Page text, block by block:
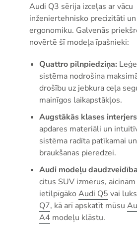
Audi Q3 sērija izceļas ar vācu
inženiertehnisko precizitāti
ergonomiku. Galvenās
novērtē šī modeļa īpašnieki:
Quattro pilnpiedziņa:
sistēma nodrošina
drošību uz jebkura ceļa
mainīgos laikapstākļos.
Augstākās klases
apdares materiāli un
sistēma radīta patīkamai
braukšanas pieredzei.
Audi modeļu
citus SUV izmērus,
ietilpīgāko Audi Q5 vai
Q7, kā arī apskatīt mūsu
A4 modeļu klāstu.